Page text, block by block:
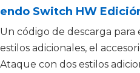
Switch HW
Un código de descarga para
estilos adicionales, el
Ataque con dos estilos